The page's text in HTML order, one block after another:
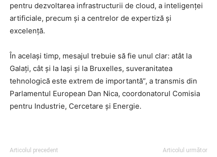
pentru dezvoltarea infrastructurii de cloud, a inteligenței
artificiale, precum și a centrelor de expertiză și
excelență.
În același timp, mesajul trebuie să fie unul clar: atât la
Galați, cât și la Iași și la Bruxelles, suveranitatea
tehnologică este extrem de importantă”, a transmis din
Parlamentul European Dan Nica, coordonatorul Comisia
pentru Industrie, Cercetare și Energie.
Articolul precedent Articolul următor